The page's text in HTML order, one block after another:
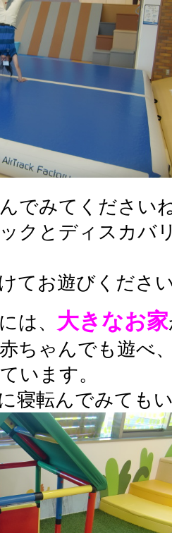
でみてください
クとディスカバ
てお遊びくださ
は、 大きなお家
ちゃんでも遊べ
います。
寝転んでみても